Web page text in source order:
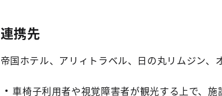
連携先
帝国ホテル、アリィトラベル、日の丸リムジン、
車椅子利用者や視覚障害者が観光する上で、